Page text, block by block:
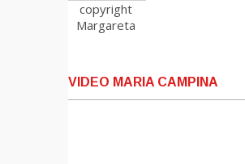
copyright
Margareta
VIDEO MARIA CAMPINA